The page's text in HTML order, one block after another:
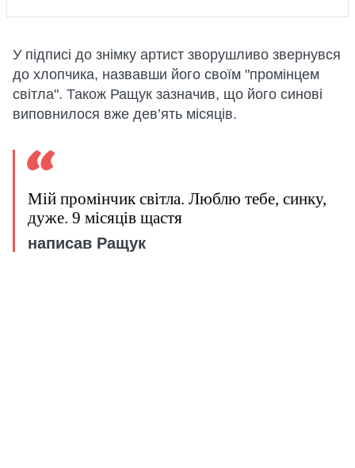
У підписі до знімку артист зворушливо звернувся
до хлопчика, назвавши його своїм "промінцем
світла". Також Ращук зазначив, що його синові
виповнилося вже дев’ять місяців.
Мій промінчик світла. Люблю тебе, синку,
дуже. 9 місяців щастя
написав Ращук